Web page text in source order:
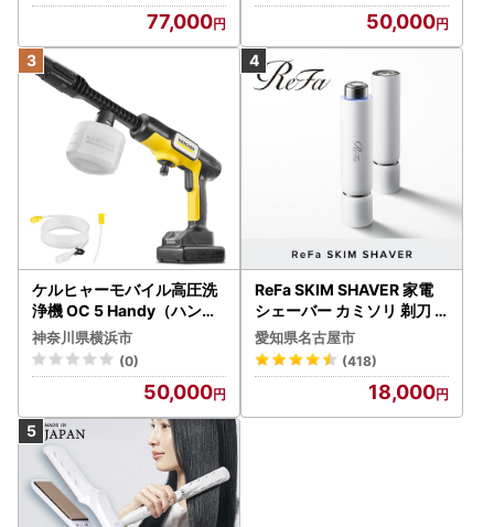
77,000 50,000
ケルヒャーモバイル高圧洗
浄機 OC 5 Handy（ハンデ
ィジェット） APV0006
神奈川県横浜市
(0)
50,000
ReFa SKIM SHAVER 家電
シェーバー カミソリ 剃刀
シェーバー
愛知県名古屋市
(418)
18,000